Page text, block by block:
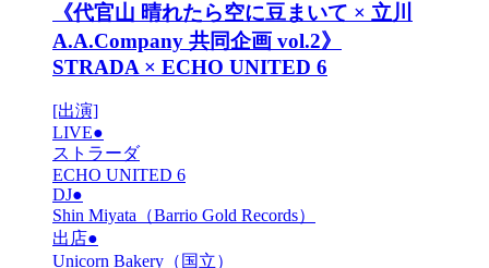
《代官山 晴れたら空に豆まいて × 立川
A.A.Company 共同企画 vol.2》
STRADA × ECHO UNITED 6
[出演]
LIVE●
ストラーダ
ECHO UNITED 6
DJ●
Shin Miyata（Barrio Gold Records）
出店●
Unicorn Bakery（国立）